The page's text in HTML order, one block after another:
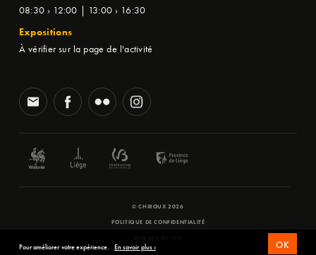
08:30 › 12:00 | 13:00 › 16:30
Expositions
À vérifier sur la page de l'activité
© CHIROUX 2026
POLITIQUE DE CONFIDENTIALITÉ
Pour améliorer votre expérience. En savoir plus › OK